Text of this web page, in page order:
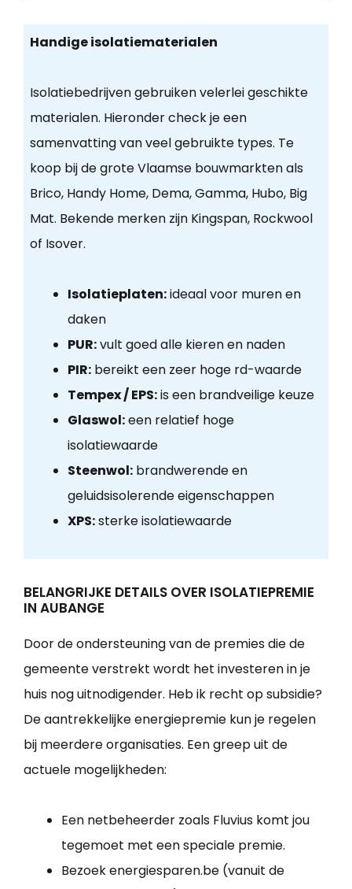
Handige isolatiematerialen
Isolatiebedrijven gebruiken velerlei geschikte
materialen. Hieronder check je een
samenvatting van veel gebruikte types. Te
koop bij de grote Vlaamse bouwmarkten als
Brico, Handy Home, Dema, Gamma, Hubo, Big
Mat. Bekende merken zijn Kingspan, Rockwool
of Isover.
Isolatieplaten:ideaal voor muren en
daken
PUR:vult goed alle kieren en naden
PIR:bereikt een zeer hoge rd-waarde
Tempex / EPS:is een brandveilige keuze
Glaswol:een relatief hoge
isolatiewaarde
Steenwol:brandwerende en
geluidsisolerende eigenschappen
XPS:sterke isolatiewaarde
BELANGRIJKE DETAILS OVER ISOLATIEPREMIE
IN AUBANGE
Door de ondersteuning van de premies die de
gemeente verstrekt wordt het investeren in je
huis nog uitnodigender. Heb ik recht op subsidie?
De aantrekkelijke energiepremie kun je regelen
bij meerdere organisaties. Een greep uit de
actuele mogelijkheden:
Een netbeheerder zoals Fluvius komt jou
tegemoet met een speciale premie.
Bezoek energiesparen.be (vanuit de